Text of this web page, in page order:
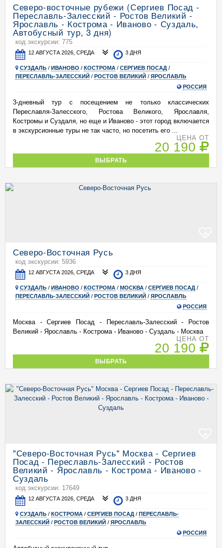
Северо-восточные рубежи (Сергиев Посад -
Переславль-Залесский - Ростов Великий -
Ярославль - Кострома - Иваново - Суздаль,
Автобусный тур, 3 дня)
код экскурсии: 775
12 АВГУСТА 2026, СРЕДА 3 ДНЯ
СУЗДАЛЬ / ИВАНОВО / КОСТРОМА / СЕРГИЕВ ПОСАД /
ПЕРЕСЛАВЛЬ-ЗАЛЕССКИЙ / РОСТОВ ВЕЛИКИЙ / ЯРОСЛАВЛЬ
РОССИЯ
3-дневный тур с посещением не только классических
Переславля-Залесского, Ростова Великого, Ярославля,
Костромы и Суздаля, но еще и Иваново - этот город включается
в экскурсионные туры не так часто, но посетить его ...
ЦЕНА ОТ
20 190
ВЫБРАТЬ
Северо-Восточная Русь
код экскурсии: 5936
12 АВГУСТА 2026, СРЕДА 3 ДНЯ
СУЗДАЛЬ / ИВАНОВО / КОСТРОМА / МОСКВА / СЕРГИЕВ ПОСАД /
ПЕРЕСЛАВЛЬ-ЗАЛЕССКИЙ / РОСТОВ ВЕЛИКИЙ / ЯРОСЛАВЛЬ
РОССИЯ
Москва - Сергиев Посад - Переславль-Залесский - Ростов
Великий - Ярославль - Кострома - Иваново - Суздаль - Москва
ЦЕНА ОТ
20 190
ВЫБРАТЬ
"Северо-Восточная Русь" Москва - Сергиев
Посад - Переславль-Залесский - Ростов
Великий - Ярославль - Кострома - Иваново -
Суздаль
код экскурсии: 17649
12 АВГУСТА 2026, СРЕДА 3 ДНЯ
СУЗДАЛЬ / КОСТРОМА / СЕРГИЕВ ПОСАД / ПЕРЕСЛАВЛЬ-
ЗАЛЕССКИЙ / РОСТОВ ВЕЛИКИЙ / ЯРОСЛАВЛЬ
РОССИЯ